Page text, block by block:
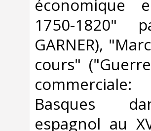
économique
1750-1820"
GARNER),
cours"
Basques
espagnol au